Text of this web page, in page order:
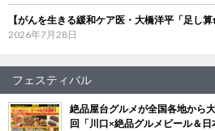
【がんを生きる緩和ケア医・大橋洋平「足し
2026年7月28日
フェスティバル
絶品屋台グルメが全国各地から
回「川口×絶品グルメビール＆